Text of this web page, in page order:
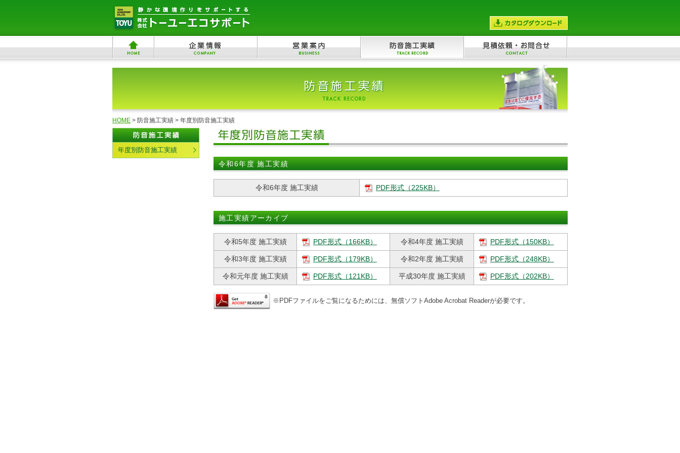
HOME > 防音施工実績 > 年度別防音施工実績
令和6年度 施工実績
令和6年度 施工実績 PDF形式（225KB）
施工実績アーカイブ
令和5年度 施工実績 PDF形式（166KB） 令和4年度 施工実績 PDF形式（150KB）
令和3年度 施工実績 PDF形式（179KB） 令和2年度 施工実績 PDF形式（248KB）
令和元年度 施工実績 PDF形式（121KB） 平成30年度 施工実績 PDF形式（202KB）
※PDFファイルをご覧になるためには、無償ソフトAdobe Acrobat Readerが必要です。
年度別防音施工実績